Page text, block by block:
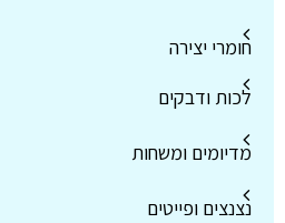
חומרי יצירה
לכות ודבקים
מדיומים ומשחות
נצנצים ופייטים